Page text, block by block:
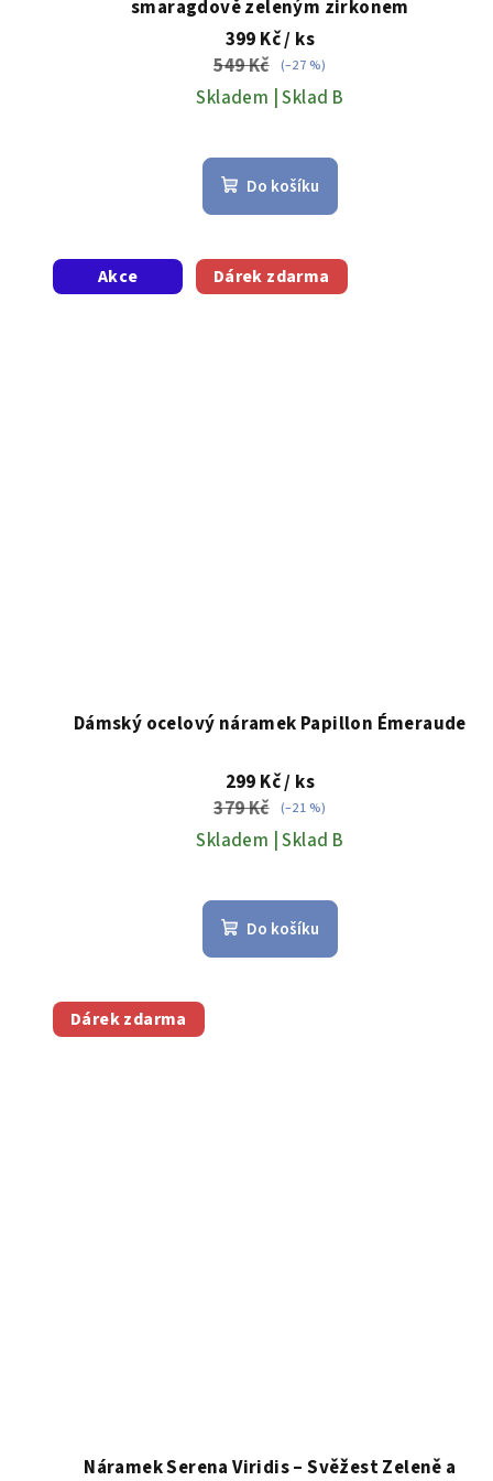
smaragdově zeleným zirkonem
399 Kč/ ks
549 Kč
(–27 %)
Skladem | Sklad B
Do košíku
Akce Dárek zdarma
Dámský ocelový náramek Papillon Émeraude
299 Kč/ ks
379 Kč
(–21 %)
Skladem | Sklad B
Do košíku
Dárek zdarma
Náramek Serena Viridis – Svěžest Zeleně a